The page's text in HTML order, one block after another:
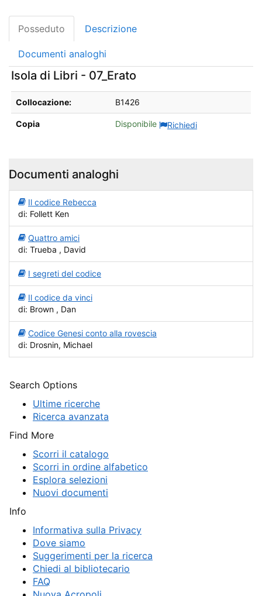
Posseduto Descrizione
Documenti analoghi
Isola di Libri - 07_Erato
Dettagli sul posseduto da Isola di Libri - 07_Erato
Collocazione: B1426
Copia Disponibile Richiedi
Documenti analoghi
Il codice Rebecca
di: Follett Ken
Quattro amici
di: Trueba , David
I segreti del codice
Il codice da vinci
di: Brown , Dan
Codice Genesi conto alla rovescia
di: Drosnin, Michael
Search Options
Ultime ricerche
Ricerca avanzata
Find More
Scorri il catalogo
Scorri in ordine alfabetico
Esplora selezioni
Nuovi documenti
Info
Informativa sulla Privacy
Dove siamo
Suggerimenti per la ricerca
Chiedi al bibliotecario
FAQ